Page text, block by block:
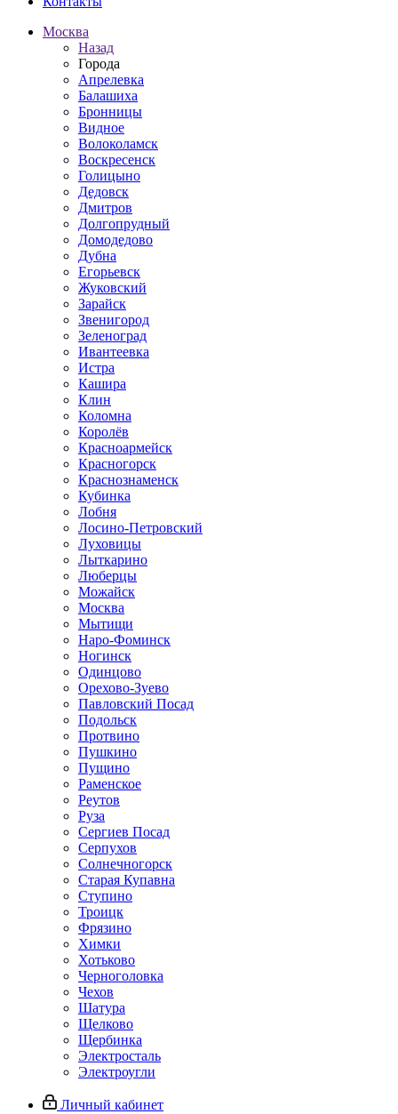
Москва
Назад
Города
Апрелевка
Балашиха
Бронницы
Видное
Волоколамск
Воскресенск
Голицыно
Дедовск
Дмитров
Долгопрудный
Домодедово
Дубна
Егорьевск
Жуковский
Зарайск
Звенигород
Зеленоград
Ивантеевка
Истра
Кашира
Клин
Коломна
Королёв
Красноармейск
Красногорск
Краснознаменск
Кубинка
Лобня
Лосино-Петровский
Луховицы
Лыткарино
Люберцы
Можайск
Москва
Мытищи
Наро-Фоминск
Ногинск
Одинцово
Орехово-Зуево
Павловский Посад
Подольск
Протвино
Пушкино
Пущино
Раменское
Реутов
Руза
Сергиев Посад
Серпухов
Солнечногорск
Старая Купавна
Ступино
Троицк
Фрязино
Химки
Хотьково
Черноголовка
Чехов
Шатура
Щелково
Щербинка
Электросталь
Электроугли
Личный кабинет